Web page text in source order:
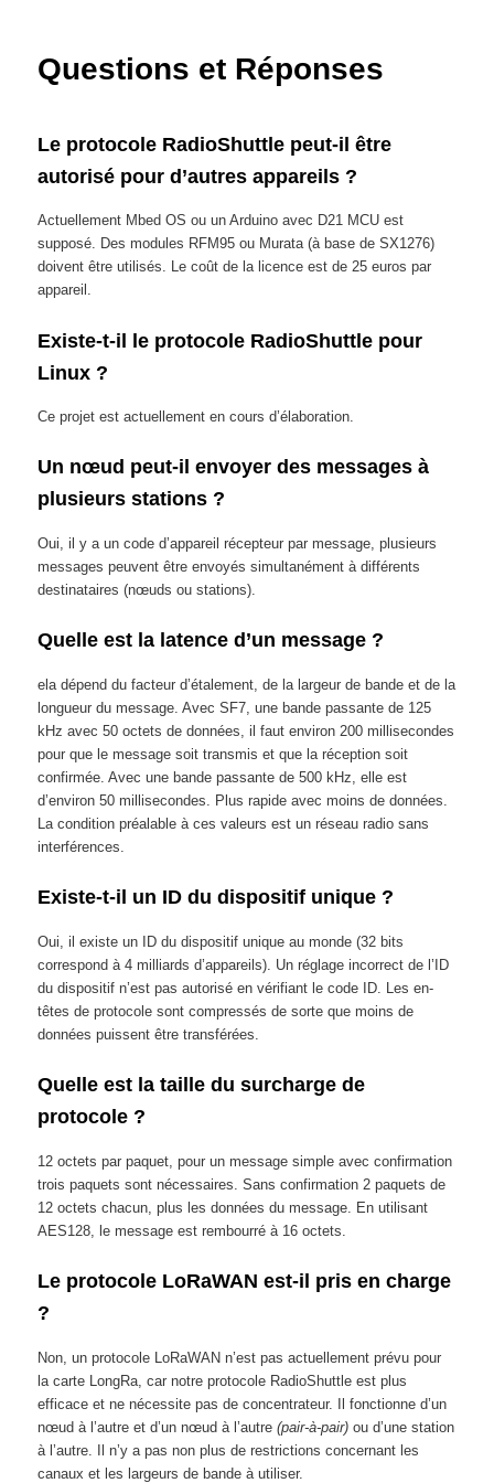
Questions et Réponses
Le protocole RadioShuttle peut-il être
autorisé pour d’autres appareils ?
Actuellement Mbed OS ou un Arduino avec D21 MCU est
supposé. Des modules RFM95 ou Murata (à base de SX1276)
doivent être utilisés. Le coût de la licence est de 25 euros par
appareil.
Existe-t-il le protocole RadioShuttle pour
Linux ?
Ce projet est actuellement en cours d’élaboration.
Un nœud peut-il envoyer des messages à
plusieurs stations ?
Oui, il y a un code d’appareil récepteur par message, plusieurs
messages peuvent être envoyés simultanément à différents
destinataires (nœuds ou stations).
Quelle est la latence d’un message ?
ela dépend du facteur d’étalement, de la largeur de bande et de la
longueur du message. Avec SF7, une bande passante de 125
kHz avec 50 octets de données, il faut environ 200 millisecondes
pour que le message soit transmis et que la réception soit
confirmée. Avec une bande passante de 500 kHz, elle est
d’environ 50 millisecondes. Plus rapide avec moins de données.
La condition préalable à ces valeurs est un réseau radio sans
interférences.
Existe-t-il un ID du dispositif unique ?
Oui, il existe un ID du dispositif unique au monde (32 bits
correspond à 4 milliards d’appareils). Un réglage incorrect de l’ID
du dispositif n’est pas autorisé en vérifiant le code ID. Les en-
têtes de protocole sont compressés de sorte que moins de
données puissent être transférées.
Quelle est la taille du surcharge de
protocole ?
12 octets par paquet, pour un message simple avec confirmation
trois paquets sont nécessaires. Sans confirmation 2 paquets de
12 octets chacun, plus les données du message. En utilisant
AES128, le message est rembourré à 16 octets.
Le protocole LoRaWAN est-il pris en charge
?
Non, un protocole LoRaWAN n’est pas actuellement prévu pour
la carte LongRa, car notre protocole RadioShuttle est plus
efficace et ne nécessite pas de concentrateur. Il fonctionne d’un
nœud à l’autre et d’un nœud à l’autre(pair-à-pair) ou d’une station
à l’autre. Il n’y a pas non plus de restrictions concernant les
canaux et les largeurs de bande à utiliser.